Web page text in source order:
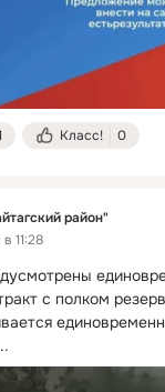
Класс! 0
район"
11:28
с полком